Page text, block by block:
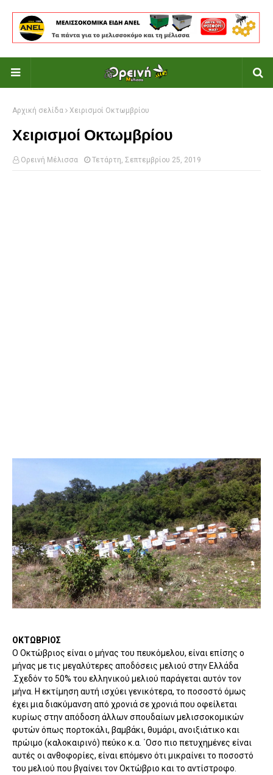
Αρχική σελίδα Χειρισμοί Οκτωμβρίου
Χειρισμοί Οκτωμβρίου
Ορεινή Μέλισσα Τετάρτη, Σεπτεμβρίου 25, 2019
ΟΚΤΩΒΡΙΟΣ
Ο Οκτώβριος είναι ο μήνας του πευκόμελου, είναι επίσης ο
μήνας με τις μεγαλύτερες αποδόσεις μελιού στην Ελλάδα
.Σχεδόν το 50% του ελληνικού μελιού παράγεται αυτόν τον
μήνα. Η εκτίμηση αυτή ισχύει γενικότερα, το ποσοστό όμως
έχει μια διακύμανση από χρονιά σε χρονιά που οφείλεται
κυρίως στην απόδοση άλλων σπουδαίων μελισσοκομικών
φυτών όπως πορτοκάλι, βαμβάκι, θυμάρι, ανοιξιάτικο και
πρώιμο (καλοκαιρινό) πεύκο κ.α. ΄Οσο πιο πετυχημένες είναι
αυτές οι ανθοφορίες, είναι επόμενο ότι μικραίνει το ποσοστό
του μελιού που βγαίνει τον Οκτώβριο και το αντίστροφο.